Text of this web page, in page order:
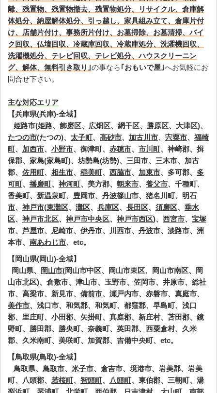
離、残置物、残置物撤去、残置物処分、リサイクル、倉庫解
体処分、納屋解体処分、引っ越し、家具組み立て、倉庫片付
け、店舗片付け、事務所片付け、お墓掃除、お墓清掃、バイ
ク回収、仏壇回収、冷蔵庫回収、冷蔵庫処分、洗濯機回収、
洗濯機処分、テレビ回収、テレビ処分、ハウスクリーニン
グ、解体、無料引き取り｣の事なら ｢おもいで屋｣へお気軽にお
問合せ下さい。
主な対応エリア
【兵庫県(兵庫)-全域】
姫路市(姫路、 飾磨区、 広畑区、 網干区、 勝原区、 大津区)、
たつの市(たつの)、 太子町、 高砂市、 加古川市、 宍粟市、 福崎
町、 加西市、 小野市、御津町、 赤穂市、 市川町、神崎郡、揖
保郡、 家島(家島町)、坊勢島(坊勢)、 三田市、 三木市、加古
郡、 佐用町、 相生市、 稲美町、 西脇市、 加東市、多可郡、 多
可町、 播磨町、 神河町、美方郡、 朝来市、 養父市、千種町、
香美町、 新温泉町、 豊岡市、 丹波篠山市、 猪名川町、 明石
市、 神戸市(東灘区、 灘区、 兵庫区、 長田区、 須磨区、 垂水
区、 神戸市北区、 神戸市中央区、 神戸市西区)、 西宮市、 宝塚
市、 芦屋市、 尼崎市、 伊丹市、 川西市、 丹波市、 淡路市、洲
本市、 南あわじ市、etc。
【岡山県(岡山)-全域】
岡山県、
岡山市(岡山市中区、岡山市東区、岡山市南区、岡
山市北区)、倉敷市、津山市、玉野市、笠岡市、井原市、総社
市、高梁市、新見市、 備前市、瀬戸内市、赤磐市、真庭市、
美作市、浅口市、和気郡、和気町、都窪郡、早島町、浅口
郡、里庄町、小田郡、矢掛町、真庭郡、新庄村、苫田郡、鏡
野町、勝田郡、勝央町、奈義町、英田郡、西粟倉村、久米
郡、久米南町、美咲町、加賀郡、吉備中央町、etc。
【鳥取県(鳥取)-全域】
鳥取県、 鳥取市、 米子市、倉吉市、境港市、岩美郡、岩美
町、八頭郡、 若桜町、 智頭町、 八頭町、東伯郡、三朝町、湯